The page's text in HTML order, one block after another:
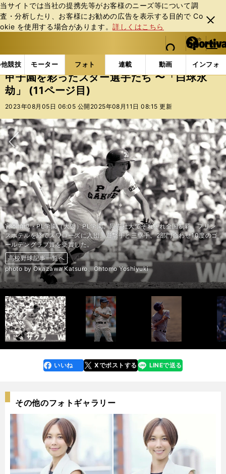
当サイトでは当社の提携先等がお客様のニーズ等について調
査・分析したり、お客様にお勧めの広告を表⽰する⽬的で Co
okie を使⽤する場合があります。詳しくはこちら
閉じ
る
web Sportiva (webスポルティーバ)
検索
マイペ
ー
ジ
メニュ
競技 モーター フォト 連載 動画 インフォ
b
ス
ポ
ル
ー
バ
フォトギャラリー コラムフォト 甲子園を彩ったス
甲子園を彩ったスター選手たち 〜「白球永
劫」 (11ページ目)
2023年08月05日 06:05 公開 2025年08月11日 08:15 更新
次へ
高校野球記事一覧へ
高校野球記事一覧へ
高校野球記事一覧へ
高校野球記事一覧へ
高校野球記事一覧へ
高校野球記事一覧へ
高校野球記事一覧へ
高校野球記事一覧へ
高校野球記事一覧へ
高校野球記事一覧へ
宮本慎也・PL学園（大阪）PL学園、同志社大でそれぞれ全国制覇。プリン
スホテルを経てスワローズに入団。遊撃手と三塁手、2部門合わせ10度のゴ
ールデングラブ賞を受賞した。
高校野球記事一覧へ
photo by Okazawa Katsuro、Ohtomo Yoshiyuki
高校野球記事一覧へ
高校野球記事一覧へ
高校野球記事一覧へ
高校野球記事一覧へ
高校野球記事一覧へ
高校野球記事一覧へ
高校野球記事一覧へ
高校野球記事一覧へ
高校野球記事一覧へ
高校野球記事一覧へ
高校野球記事一覧へ
高校野球記事一覧へ
高校野球記事一覧へ
高校野球記事一覧へ
高校野球記事一覧へ
高校野球記事一覧へ
高校野球記事一覧へ
高校野球記事一覧へ
高校野球記事一覧へ
高校野球記事一覧へ
高校野球記事一覧へ
高校野球記事一覧へ
高校野球記事一覧へ
高校野球記事一覧へ
高校野球記事一覧へ
高校野球記事一覧へ
高校野球記事一覧へ
高校野球記事一覧へ
高校野球記事一覧へ
高校野球記事一覧へ
高校野球記事一覧へ
高校野球記事一覧へ
高校野球記事一覧へ
高校野球記事一覧へ
高校野球記事一覧へ
高校野球記事一覧へ
高校野球記事一覧へ
高校野球記事一覧へ
高校野球記事一覧へ
高校野球記事一覧へ
高校野球記事一覧へ
高校野球記事一覧へ
高校野球記事一覧へ
高校野球記事一覧へ
高校野球記事一覧へ
高校野球記事一覧へ
高校野球記事一覧へ
高校野球記事一覧へ
高校野球記事一覧へ
高校野球記事一覧へ
前へ
faceboo
k
いいね Xでポストする
line LINEで送る
その他のフォトギャラリー